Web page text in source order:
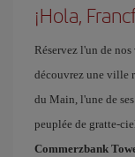
¡Hola,
Réservez l'un de nos
découvrez une ville
du Main, l'une de
peuplée de gratte-
Commerzbank